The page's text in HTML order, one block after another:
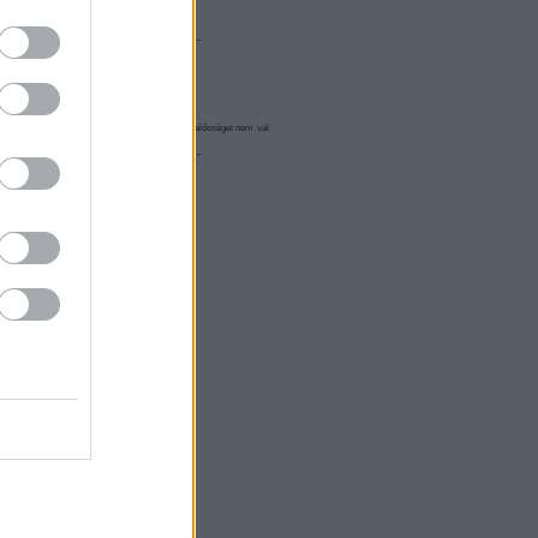
üzemeltetője semmilyen felelősséget nem vállal,
részben(vagy amit
nyújt. Attól, hogy